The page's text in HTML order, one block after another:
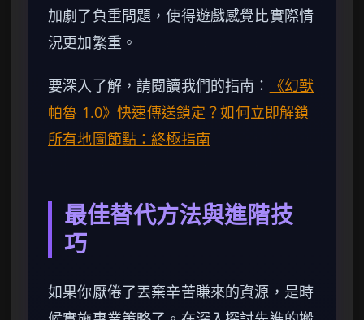
加劇了負重問題，使得遊戲感覺比實際情
況更加繁重。
要深入了解，請閱讀我們的指南：
《幻獸
帕魯 1.0》快速傳送鎖定？如何立即解鎖
所有地圖節點：終極指南
最佳替代方法與進階技
巧
如果你厭倦了丟棄辛苦賺來的資源，是時